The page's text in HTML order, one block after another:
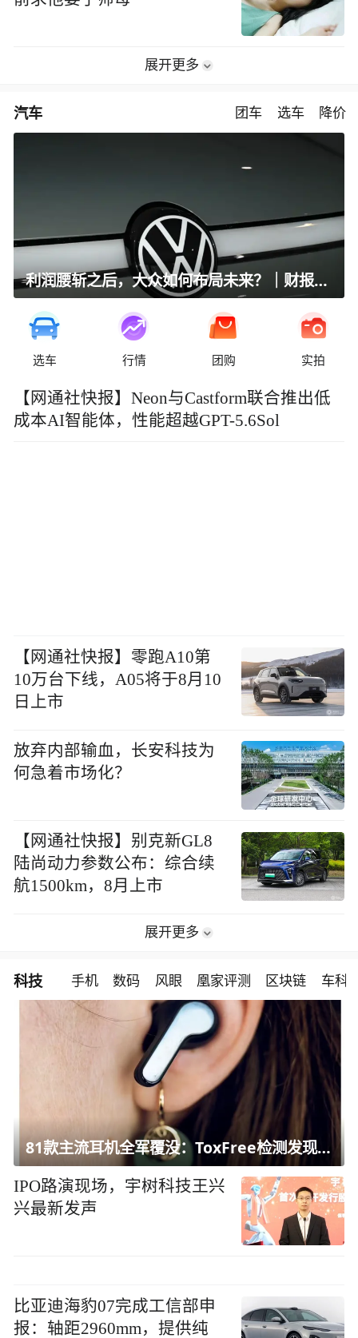
展开更多
汽车 团车 选车 降价
利润腰斩之后，大众如何布局未来？｜财报全视角
选车 行情 团购 实拍
【网通社快报】Neon与Castform联合推出低
成本AI智能体，性能超越GPT-5.6Sol
【网通社快报】零跑A10第
10万台下线，A05将于8月10
日上市
放弃内部输血，长安科技为
何急着市场化？
【网通社快报】别克新GL8
陆尚动力参数公布：综合续
航1500km，8月上市
展开更多
科技 手机 数码 风眼 凰家评测 区块链 车科
81款主流耳机全军覆没：ToxFree检测发现均含对人体有害化学物质
IPO路演现场，宇树科技王兴
兴最新发声
比亚迪海豹07完成工信部申
报：轴距2960mm，提供纯